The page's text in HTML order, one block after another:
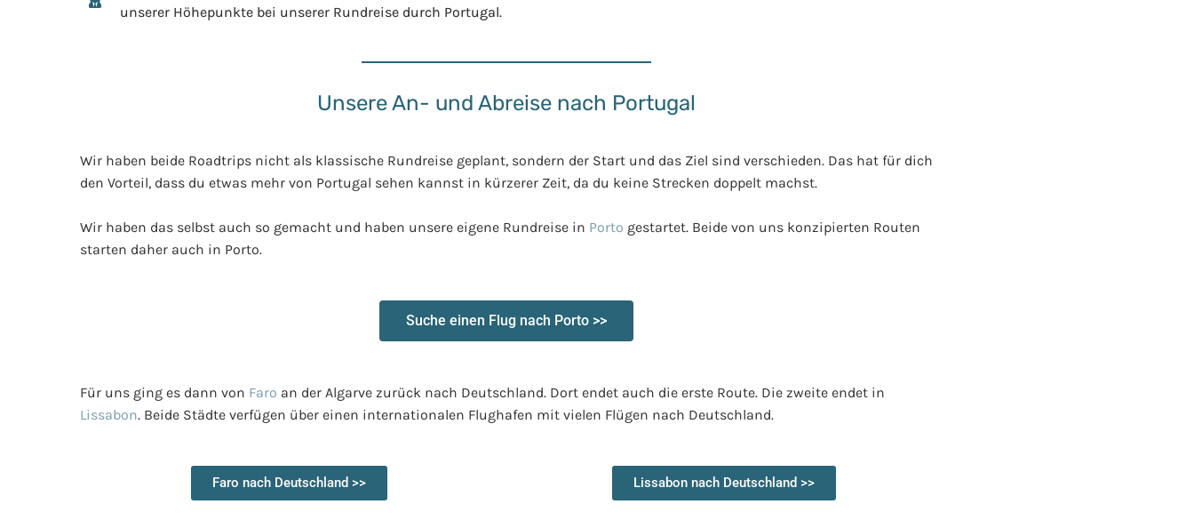
unserer Höhepunkte bei unserer Rundreise durch Portugal.
Unsere An- und Abreise nach Portugal
Wir haben beide Roadtrips nicht als klassische Rundreise geplant, sondern der Start und das Ziel sind verschieden. Das hat für dich
den Vorteil, dass du etwas mehr von Portugal sehen kannst in kürzerer Zeit, da du keine Strecken doppelt machst.
Wir haben das selbst auch so gemacht und haben unsere eigene Rundreise in Porto gestartet. Beide von uns konzipierten Routen
starten daher auch in Porto.
Suche einen Flug nach Porto >>
Für uns ging es dann von Faro an der Algarve zurück nach Deutschland. Dort endet auch die erste Route. Die zweite endet in
Lissabon. Beide Städte verfügen über einen internationalen Flughafen mit vielen Flügen nach Deutschland.
Faro nach Deutschland >> Lissabon nach Deutschland >>